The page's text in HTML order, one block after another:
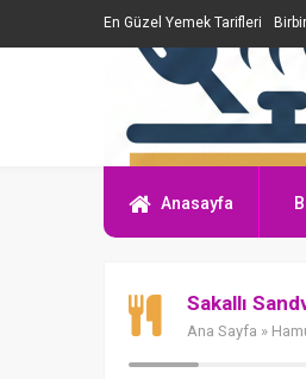
En Güzel Yemek Tarifleri
Anasayfa
Sakallı
Ana Sayfa »